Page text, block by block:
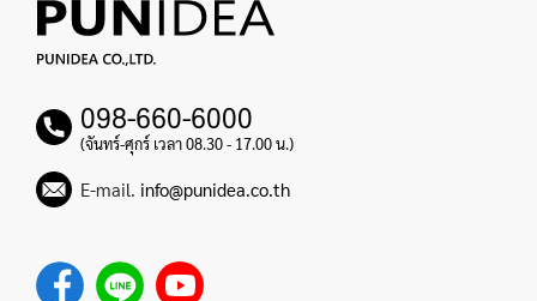
098-660-6000
(จันทร์-ศุกร์ เวลา 08.30 - 17.00 น.)
E-mail. info@punidea.co.th